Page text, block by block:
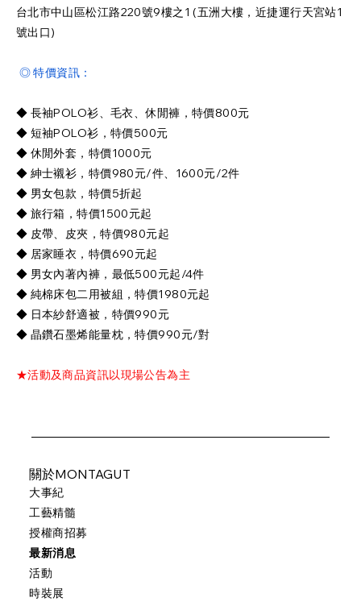
台北市中山區松江路220號9樓之1 (五洲大樓，近捷運行天宮站1
號出口)
◎ 特價資訊：
◆ 長袖POLO衫、毛衣、休閒褲，特價800元
◆ 短袖POLO衫，特價500元
◆ 休閒外套，特價1000元
◆ 紳士襯衫，特價980元/件、1600元/2件
◆ 男女包款，特價5折起
◆ 旅行箱，特價1500元起
◆ 皮帶、皮夾，特價980元起
◆ 居家睡衣，特價690元起
◆ 男女內著內褲，最低500元起/4件
◆ 純棉床包二用被組，特價1980元起
◆ 日本紗舒適被，特價990元
◆ 晶鑽石墨烯能量枕，特價990元/對
★活動及商品資訊以現場公告為主
關於MONTAGUT
大事紀
工藝精髓
授權商招募
最新消息
活動
時裝展